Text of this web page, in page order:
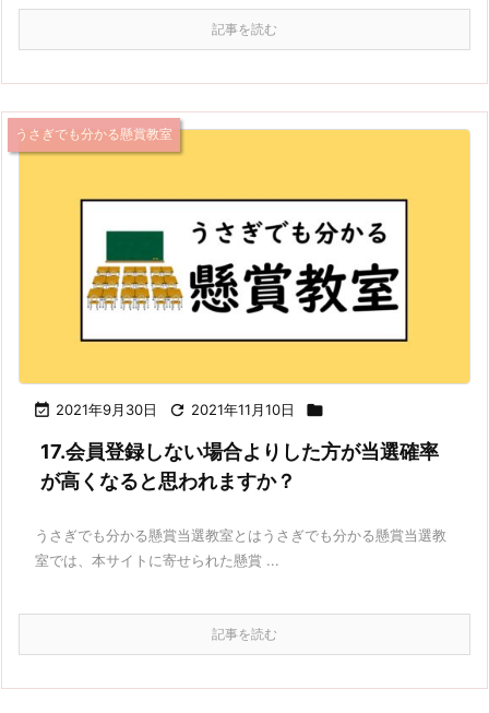
記事を読む
 2021年9月30日  2021年11月10日 
うさぎでも分かる懸賞教室
17.会員登録しない場合よりした方が当選確率
が高くなると思われますか？
うさぎでも分かる懸賞当選教室とはうさぎでも分かる懸賞当選教
室では、本サイトに寄せられた懸賞 ...
記事を読む